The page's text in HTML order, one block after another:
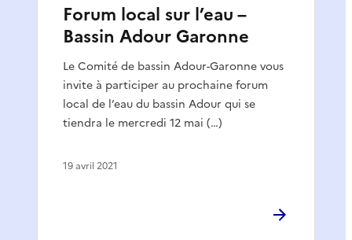
Forum local sur l’eau –
Bassin Adour Garonne
Le Comité de bassin Adour-Garonne vous
invite à participer au prochaine forum
local de l’eau du bassin Adour qui se
tiendra le mercredi 12 mai (…)
19 avril 2021